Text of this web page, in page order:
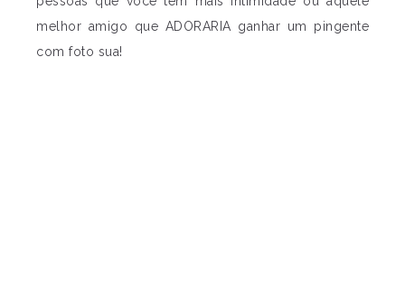
melhor amigo que ADORARIA ganhar um pingente
com foto sua!